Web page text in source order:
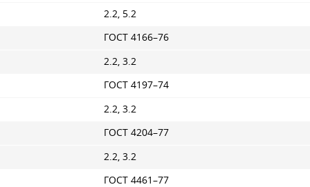
2.2, 5.2
ГОСТ 4166–76
2.2, 3.2
ГОСТ 4197–74
2.2, 3.2
ГОСТ 4204–77
2.2, 3.2
ГОСТ 4461–77